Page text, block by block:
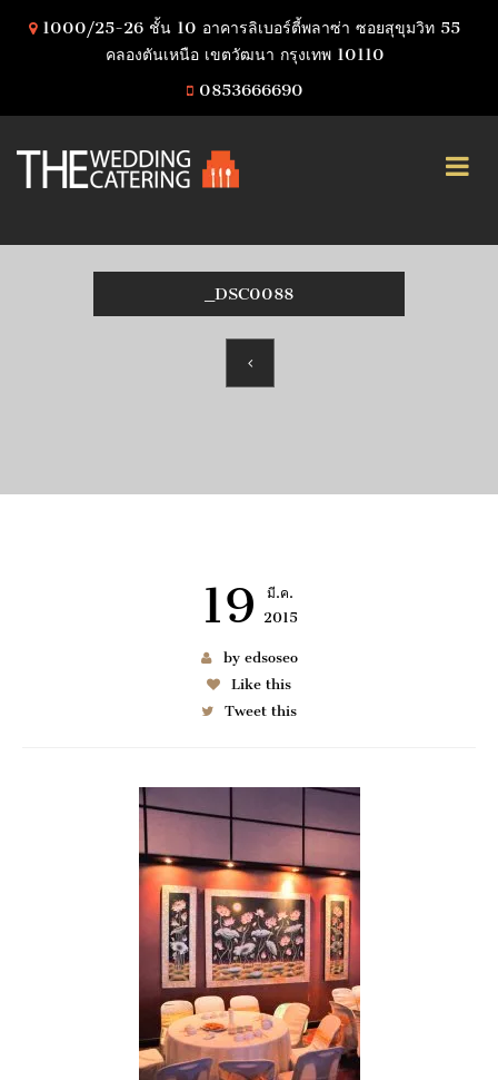
1000/25-26 ชั้น 10 อาคารลิเบอร์ตี้พลาซ่า ซอยสุขุมวิท 55
คลองตันเหนือ เขตวัฒนา กรุงเทพ 10110
0853666690
_DSC0088
19
มี.ค.
2015
by edsoseo
Like this
Tweet this